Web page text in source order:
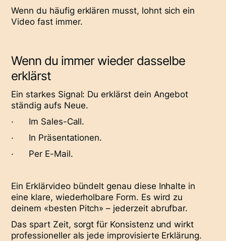
Wenn du häufig erklären musst, lohnt sich ein
Video fast immer.
Wenn du immer wieder dasselbe
erklärst
Ein starkes Signal: Du erklärst dein Angebot
ständig aufs Neue.
· Im Sales-Call.
· In Präsentationen.
· Per E-Mail.
Ein Erklärvideo bündelt genau diese Inhalte in
eine klare, wiederholbare Form. Es wird zu
deinem «besten Pitch» – jederzeit abrufbar.
Das spart Zeit, sorgt für Konsistenz und wirkt
professioneller als jede improvisierte Erklärung.